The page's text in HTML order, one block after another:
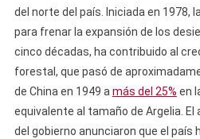
del norte del país. Iniciada en 1978,
para frenar la expansión de los
cinco décadas, ha contribuido al
forestal, que pasó de
de China en 1949 amás del 25% en
equivalente al tamaño de Argelia.
del gobierno anunciaron que el país